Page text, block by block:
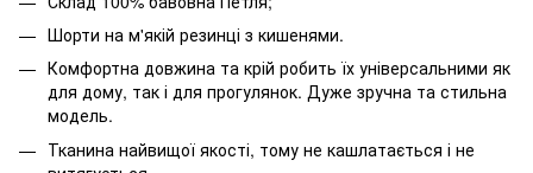
Шорти на м'якій резинці з кишенями.
Комфортна довжина та крій робить їх універсальними як
для дому, так і для прогулянок. Дуже зручна та стильна
модель.
Тканина найвищої якості, тому не кашлатається і не